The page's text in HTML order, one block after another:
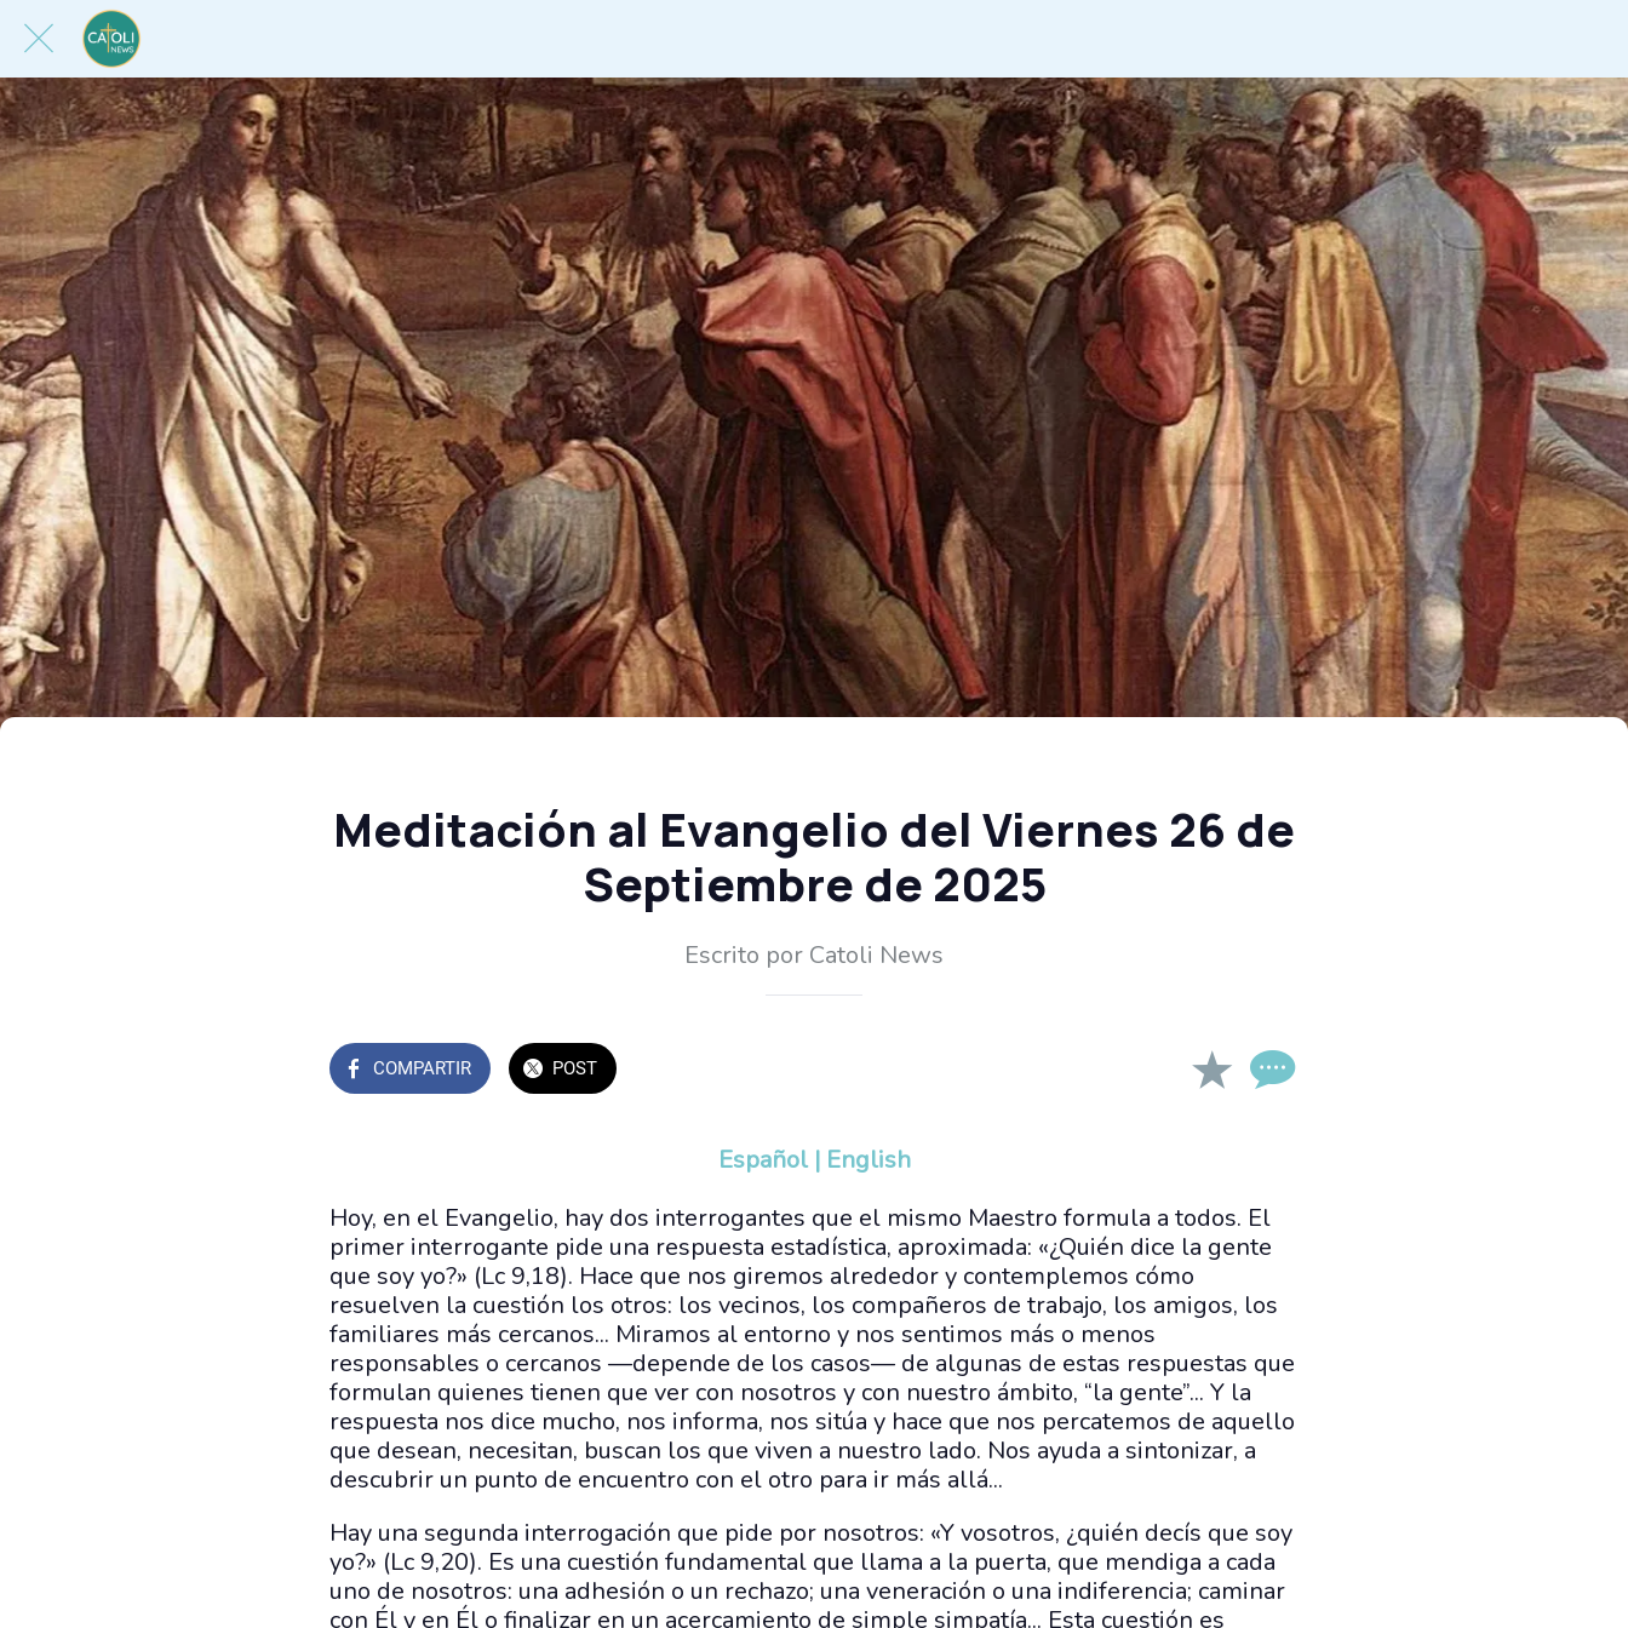
Meditación al Evangelio del Viernes 26 de
Septiembre de 2025
Escrito por Catoli News
COMPARTIR POST
Español | English
Hoy, en el Evangelio, hay dos interrogantes que el mismo Maestro formula a todos. El
primer interrogante pide una respuesta estadística, aproximada: «¿Quién dice la gente
que soy yo?» (Lc 9,18). Hace que nos giremos alrededor y contemplemos cómo
resuelven la cuestión los otros: los vecinos, los compañeros de trabajo, los amigos, los
familiares más cercanos... Miramos al entorno y nos sentimos más o menos
responsables o cercanos —depende de los casos— de algunas de estas respuestas que
formulan quienes tienen que ver con nosotros y con nuestro ámbito, “la gente”... Y la
respuesta nos dice mucho, nos informa, nos sitúa y hace que nos percatemos de aquello
que desean, necesitan, buscan los que viven a nuestro lado. Nos ayuda a sintonizar, a
descubrir un punto de encuentro con el otro para ir más allá...
Hay una segunda interrogación que pide por nosotros: «Y vosotros, ¿quién decís que soy
yo?» (Lc 9,20). Es una cuestión fundamental que llama a la puerta, que mendiga a cada
uno de nosotros: una adhesión o un rechazo; una veneración o una indiferencia; caminar
con Él y en Él o finalizar en un acercamiento de simple simpatía... Esta cuestión es